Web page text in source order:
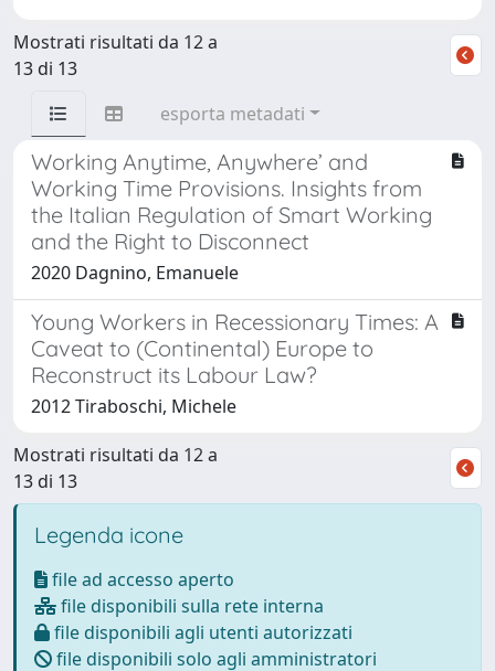
Mostrati risultati da 12 a
13 di 13
esporta metadati
Working Anytime, Anywhere’ and
Working Time Provisions. Insights from
the Italian Regulation of Smart Working
and the Right to Disconnect
2020 Dagnino, Emanuele
Young Workers in Recessionary Times: A
Caveat to (Continental) Europe to
Reconstruct its Labour Law?
2012 Tiraboschi, Michele
Mostrati risultati da 12 a
13 di 13
Legenda icone
file ad accesso aperto
file disponibili sulla rete interna
file disponibili agli utenti autorizzati
file disponibili solo agli amministratori